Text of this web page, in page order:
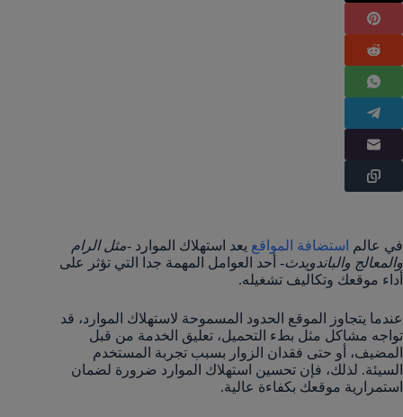
في عالم استضافة المواقع يعد استهلاك الموارد -مثل الرام
والمعالج والباندويدث- أحد العوامل المهمة جدا التي تؤثر على
أداء موقعك وتكاليف تشغيله.
عندما يتجاوز الموقع الحدود المسموحة لاستهلاك الموارد، قد
تواجه مشاكل مثل بطء التحميل، تعليق الخدمة من قبل
المضيف، أو حتى فقدان الزوار بسبب تجربة المستخدم
السيئة. لذلك، فإن تحسين استهلاك الموارد ضرورة لضمان
استمرارية موقعك بكفاءة عالية.